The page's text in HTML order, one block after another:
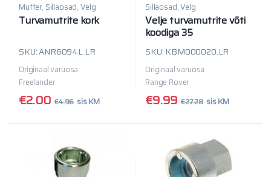
Mutter, Sillaosad,Velg
Turvamutrite kork
SKU: ANR6094L.LR
Originaal varuosa
Freelander
€2.00 €4.96 sis KM
Sillaosad,Velg
Velje turvamutrite võti
koodiga 35
SKU: KBM000020.LR
Originaal varuosa
Range Rover
€9.99 €27.28 sis KM